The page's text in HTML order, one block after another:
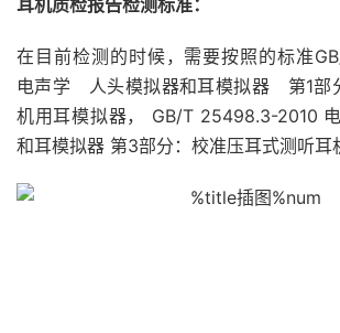
耳机质检报告检测标准：
在目前检测的时候，需要按照的标准
电声学 人头模拟器和耳模拟器 第1部
机用耳模拟器， GB/T 25498.3-2010
和耳模拟器 第3部分：校准压耳式测听耳